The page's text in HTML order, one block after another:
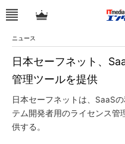
ニュース
日本セーフネット、
管理ツールを提供
日本セーフネットは、SaaS
テム開発者用のライセンス管
供する。